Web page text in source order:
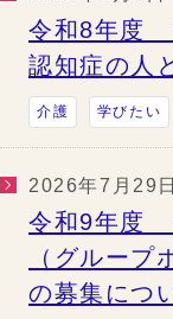
令和8年度
認知症の人
介護 学びたい
2026年7月29日
令和9年度
（グループ
の募集につ